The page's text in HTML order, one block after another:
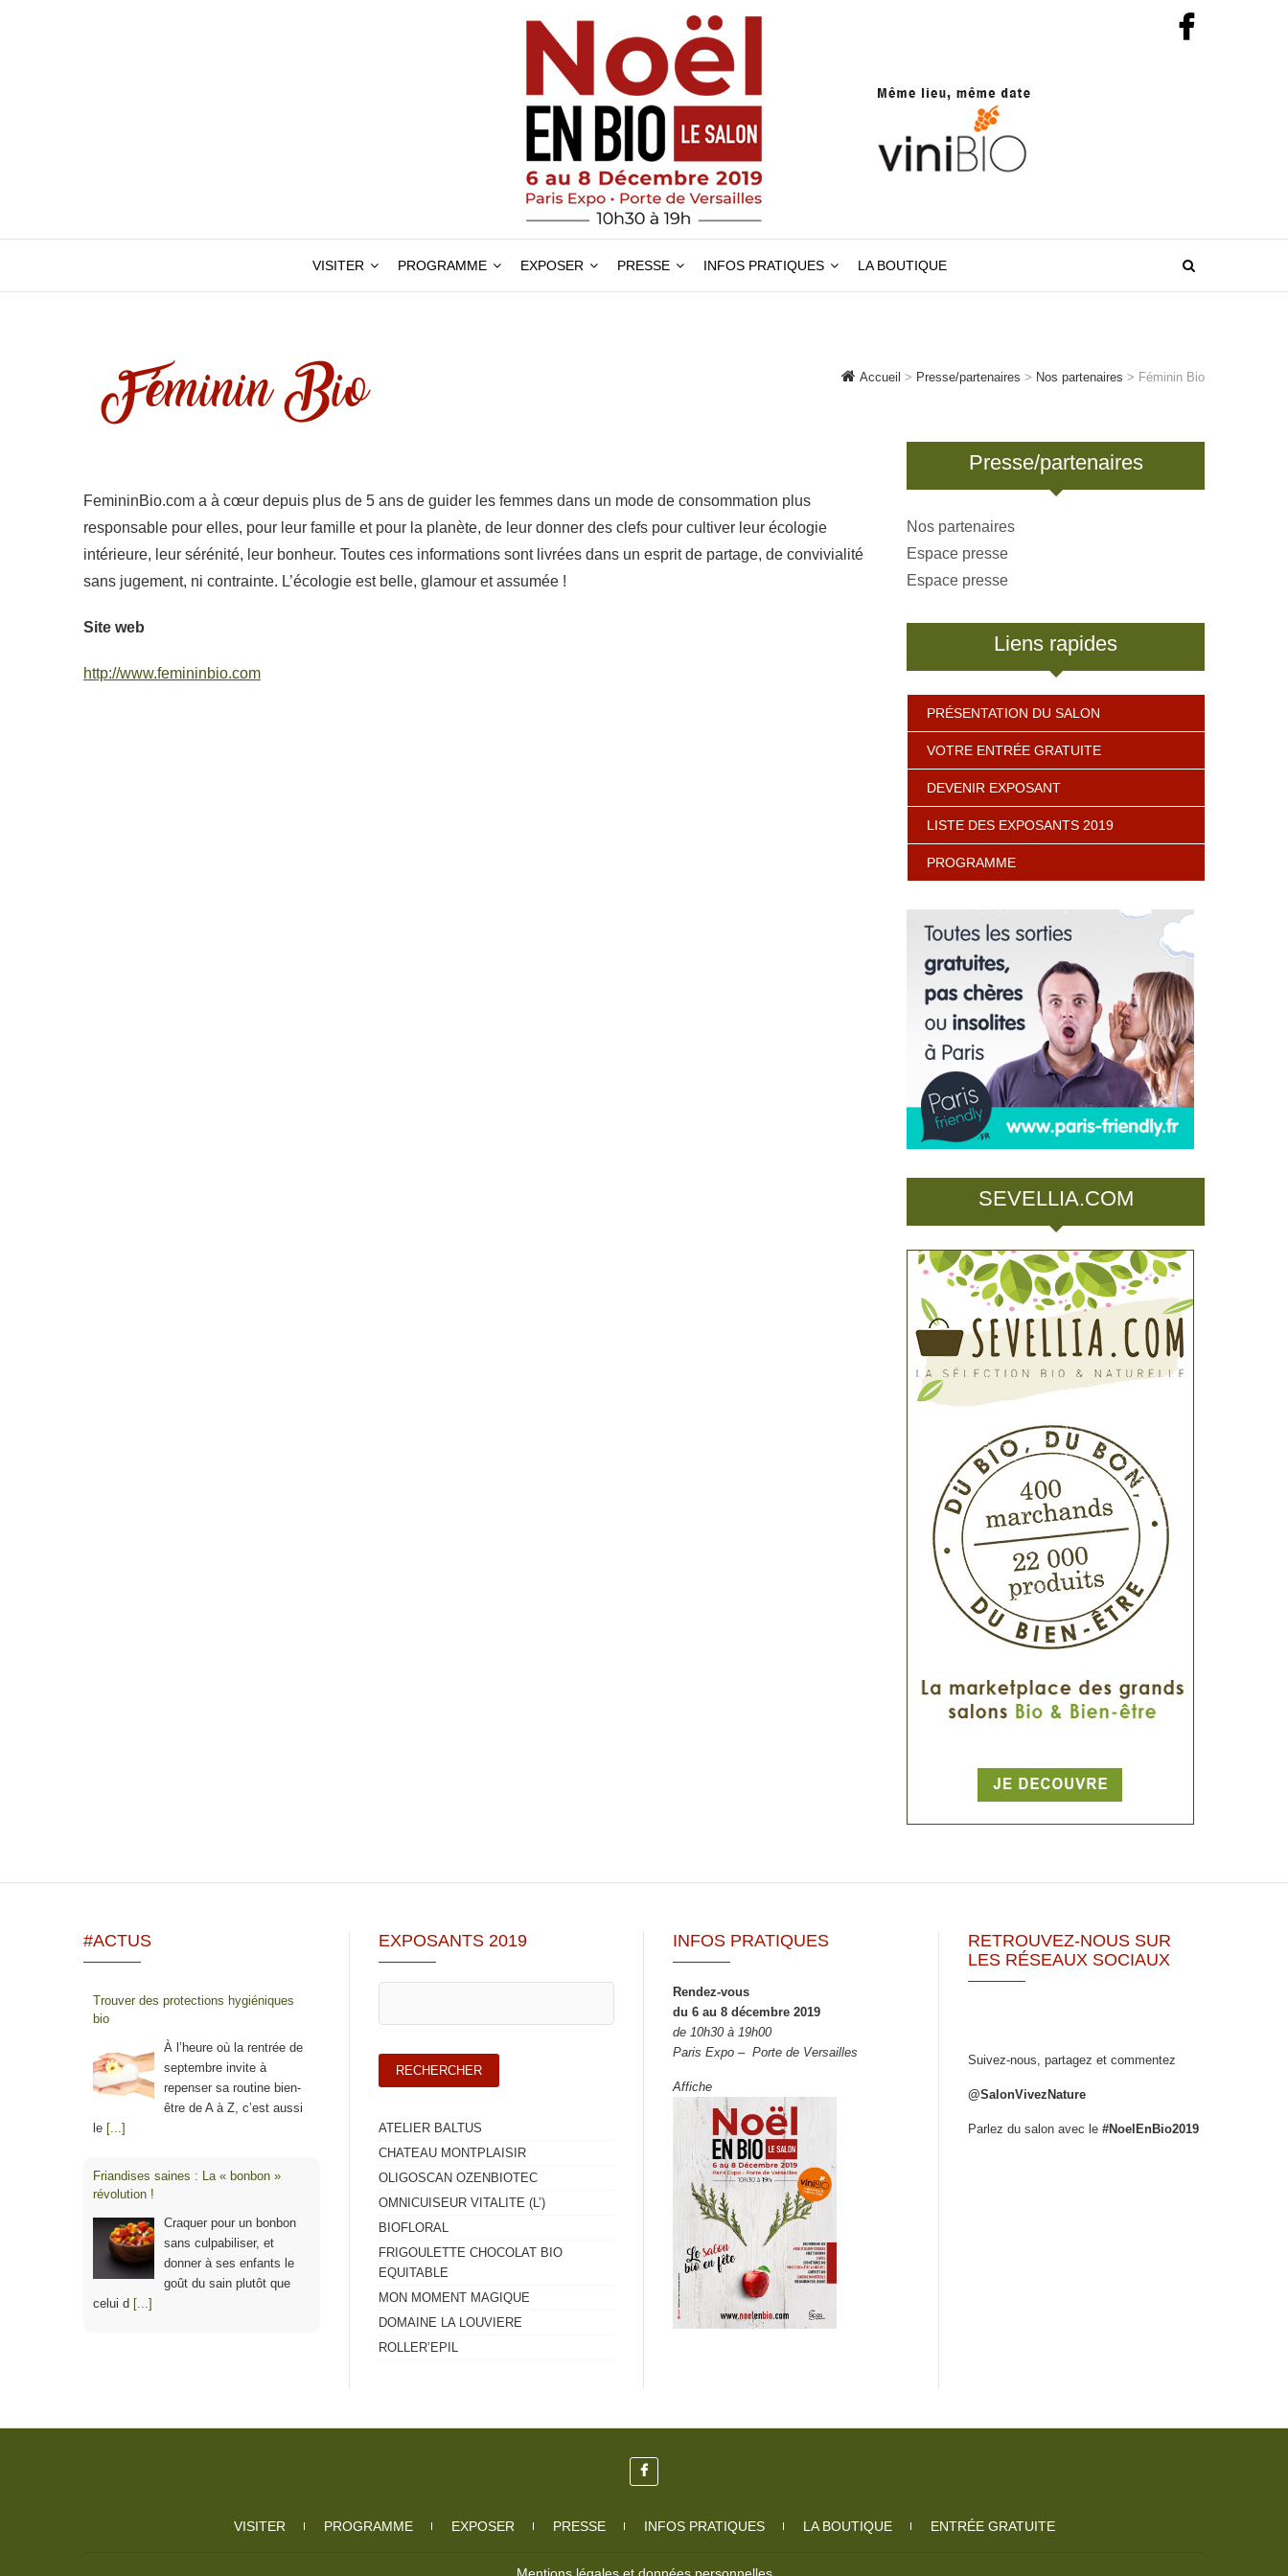
VISITER PROGRAMME EXPOSER PRESSE INFOS PRATIQUES LA BOUTIQUE
Féminin Bio Accueil > Presse/partenaires > Nos partenaires > Féminin Bio
FemininBio.com a à cœur depuis plus de 5 ans de guider les femmes dans un mode de consommation plus
responsable pour elles, pour leur famille et pour la planète, de leur donner des clefs pour cultiver leur écologie
intérieure, leur sérénité, leur bonheur. Toutes ces informations sont livrées dans un esprit de partage, de convivialité
sans jugement, ni contrainte. L’écologie est belle, glamour et assumée !
Site web
http://www.femininbio.com
Presse/partenaires
Nos partenaires
Espace presse
Espace presse
Liens rapides
PRÉSENTATION DU SALON
VOTRE ENTRÉE GRATUITE
DEVENIR EXPOSANT
LISTE DES EXPOSANTS 2019
PROGRAMME
SEVELLIA.COM
#ACTUS
Trouver des protections hygiéniques
bio
À l’heure où la rentrée de
septembre invite à
repenser sa routine bien-
être de A à Z, c’est aussi
le [...]
Friandises saines : La « bonbon »
révolution !
Craquer pour un bonbon
sans culpabiliser, et
donner à ses enfants le
goût du sain plutôt que
celui d [...]
EXPOSANTS 2019
ATELIER BALTUS
CHATEAU MONTPLAISIR
OLIGOSCAN OZENBIOTEC
OMNICUISEUR VITALITE (L’)
BIOFLORAL
FRIGOULETTE CHOCOLAT BIO
EQUITABLE
MON MOMENT MAGIQUE
DOMAINE LA LOUVIERE
ROLLER’EPIL
INFOS PRATIQUES
Rendez-vous
du 6 au 8 décembre 2019
de 10h30 à 19h00
Paris Expo – Porte de Versailles
Affiche
RETROUVEZ-NOUS SUR
LES RÉSEAUX SOCIAUX
Suivez-nous, partagez et commentez
@SalonVivezNature
Parlez du salon avec le #NoelEnBio2019
VISITER PROGRAMME EXPOSER PRESSE INFOS PRATIQUES LA BOUTIQUE ENTRÉE GRATUITE